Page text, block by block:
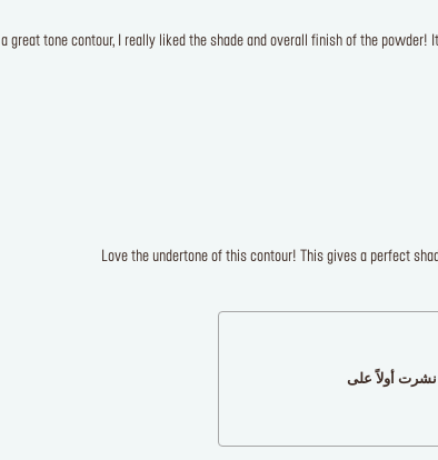
a great tone contour, I really liked the shade and overall finish of the powder!
Love the undertone of this contour! This gives a perfect